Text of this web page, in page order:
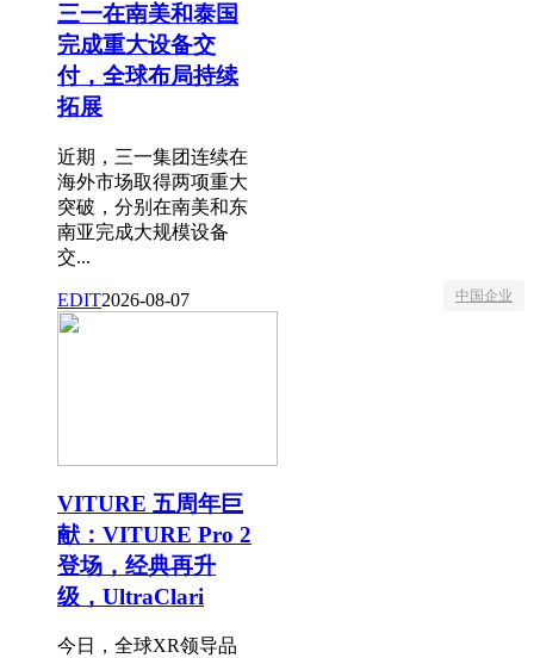
三一在南美和泰国
完成重大设备交
付，全球布局持续
拓展
近期，三一集团连续在
海外市场取得两项重大
突破，分别在南美和东
南亚完成大规模设备
交...
EDIT2026-08-07 中国企业
VITURE 五周年巨
献：VITURE Pro 2
登场，经典再升
级，UltraClari
今日，全球XR领导品